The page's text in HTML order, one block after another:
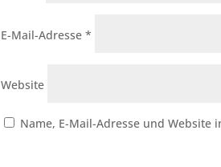
E-Mail-Adresse*
Website
Name, E-Mail-Adresse und